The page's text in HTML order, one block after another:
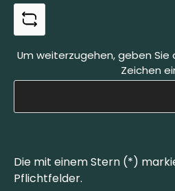
Um weiterzugehen, geben
Zeichen
Die mit einem Stern (*)
Pflichtfelder.